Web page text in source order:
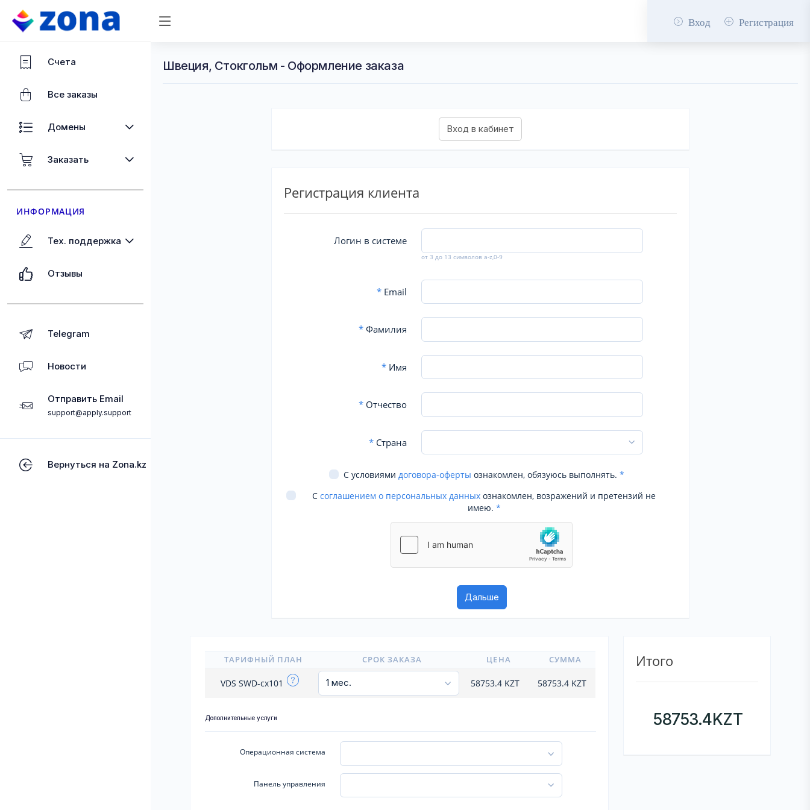
Вход Регистрация
Счета
Все заказы
Домены
Заказать
ИНФОРМАЦИЯ
Тех. поддержка
Отзывы
Telegram
Новости
Отправить Email
support@apply.support
Вернуться на Zona.kz
Швеция, Стокгольм - Оформление заказа
Регистрация клиента
Логин в системе
от 3 до 13 символов a-z,0-9
*Email
*Фамилия
*Имя
*Отчество
*Страна
С условиями договора-оферты ознакомлен, обязуюсь выполнять. *
С соглашением о персональных данных ознакомлен, возражений и претензий не
имею. *
ТАРИФНЫЙ ПЛАН СРОК ЗАКАЗА ЦЕНА СУММА
VDS SWD-cx101 58753.4 KZT 58753.4KZT
Дополнительные услуги
Операционная система
Панель управления
Итого
58753.4KZT